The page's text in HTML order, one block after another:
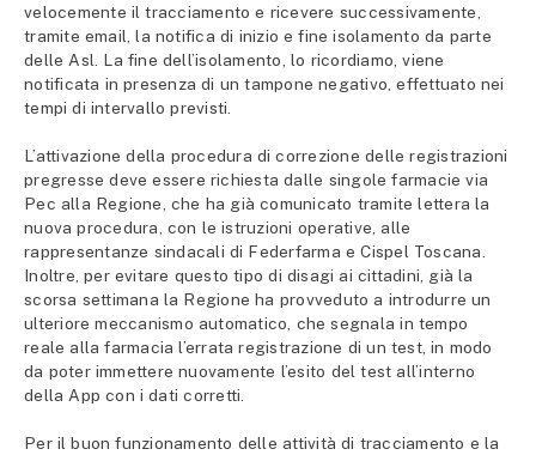
velocemente il tracciamento e ricevere successivamente,
tramite email, la notifica di inizio e fine isolamento da parte
delle Asl. La fine dell’isolamento, lo ricordiamo, viene
notificata in presenza di un tampone negativo, effettuato nei
tempi di intervallo previsti.
L’attivazione della procedura di correzione delle registrazioni
pregresse deve essere richiesta dalle singole farmacie via
Pec alla Regione, che ha già comunicato tramite lettera la
nuova procedura, con le istruzioni operative, alle
rappresentanze sindacali di Federfarma e Cispel Toscana.
Inoltre, per evitare questo tipo di disagi ai cittadini, già la
scorsa settimana la Regione ha provveduto a introdurre un
ulteriore meccanismo automatico, che segnala in tempo
reale alla farmacia l’errata registrazione di un test, in modo
da poter immettere nuovamente l’esito del test all’interno
della App con i dati corretti.
Per il buon funzionamento delle attività di tracciamento e la